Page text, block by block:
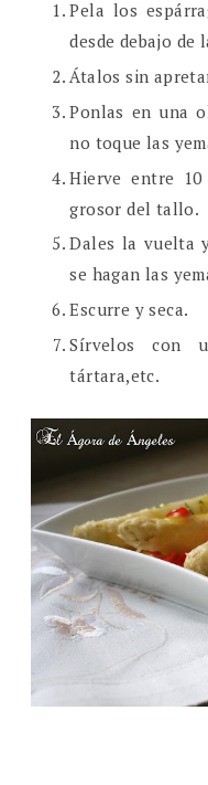
Pela los
desde debajo de
Átalos sin
Ponlas en una
no toque las
Hierve entre
grosor del tallo.
Dales la vuelta
se hagan las
Escurre y seca.
Sírvelos con
tártara,etc.